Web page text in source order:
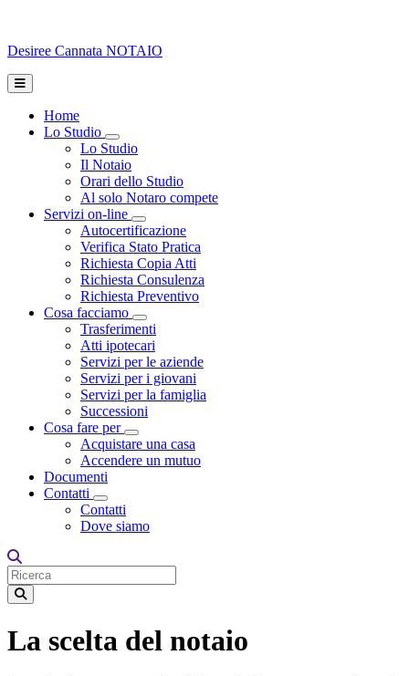
Desiree Cannata NOTAIO
Home
Lo Studio
Toggle Dropdown
Lo Studio
Il Notaio
Orari dello Studio
Al solo Notaro compete
Servizi on-line
Toggle Dropdown
Autocertificazione
Verifica Stato Pratica
Richiesta Copia Atti
Richiesta Consulenza
Richiesta Preventivo
Cosa facciamo
Toggle Dropdown
Trasferimenti
Atti ipotecari
Servizi per le aziende
Servizi per i giovani
Servizi per la famiglia
Successioni
Cosa fare per
Toggle Dropdown
Acquistare una casa
Accendere un mutuo
Documenti
Contatti
Toggle Dropdown
Contatti
Dove siamo
La scelta del notaio